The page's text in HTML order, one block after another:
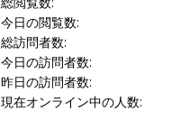
今日の閲覧数:
総訪問者数:
今日の訪問者数:
昨日の訪問者数:
現在オンライン中の人数: